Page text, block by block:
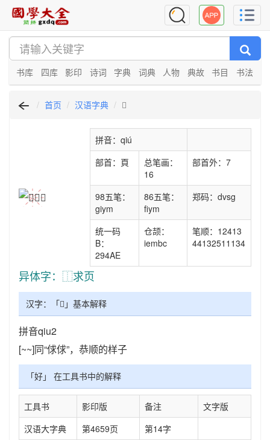
书库 四库 影印 诗词 字典 词典 人物 典故 书目 书法
首页 汉语字典 𩒮
拼音：qiú
部首：頁
总笔画：
16
部首外：7
98五笔：
giym
86五笔：
fiym
郑码：dvsg
统一码
B：
294AE
仓颉：
iembc
笔顺：12413
44132511134
异体字：⿰求页
汉字：「𩒮」基本解释
拼音qiu2
[~~]同“俅俅”，恭顺的样子
「好」 在工具书中的解释
工具书 影印版 备注
文字版
汉语大字典
第4659页
第14字